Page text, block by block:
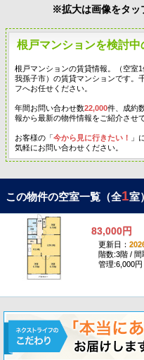
※拡大は画像をタッ
根戸マンションを検討中
根戸マンションの賃貸情報。（空室
我孫子市）の賃貸マンションです。
フへお任せください。
年間お問い合わせ数22,000件、成約
報から最新の物件情報をご紹介させ
お客様の「今から見に行きたい！
」
気軽にお問い合わせください。
この物件の空室一覧（全1室）
83,000円
更新日：
階数:3階 / 間
管理:6,000円